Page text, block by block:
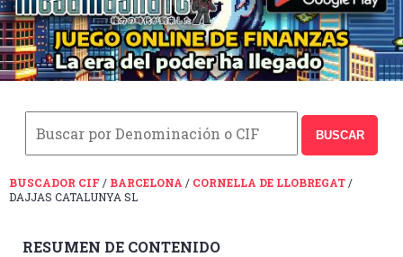
BUSCAR
BUSCADOR CIF / BARCELONA / CORNELLA DE LLOBREGAT/
DAJJAS CATALUNYA SL
RESUMEN DE CONTENIDO